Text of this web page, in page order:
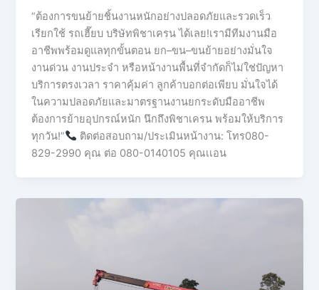
“ต้องการขนย้ายชิ้นงานหนักอย่างปลอดภัยและรวดเร็ว
เรียกใช้ รถเฮี๊ยบ บริษัทพิชาเครน ได้เลย!เรามีทีมงานมือ
อาชีพพร้อมดูแลทุกขั้นตอน ยก–ขน–ขนย้ายอย่างมั่นใจ
งานด่วน งานประจำ หรือหน้างานพื้นที่จำกัดก็ไม่ใช่ปัญหา
บริการตรงเวลา ราคาคุ้มค่า ลูกค้าบอกต่อเพียบ มั่นใจได้
ในความปลอดภัยและมาตรฐานงานยกระดับมืออาชีพ
ต้องการย้ายอุปกรณ์หนัก นึกถึงพิชาเครน พร้อมให้บริการ
ทุกวัน!”
ติดต่อสอบถาม/ประเมินหน้างาน: โทร080-
829-2990 คุณ ต่อ 080-0140105 คุณเเอน